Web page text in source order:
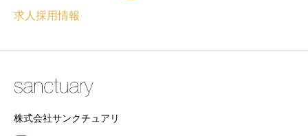
求人採用情報
株式会社サンクチュアリ